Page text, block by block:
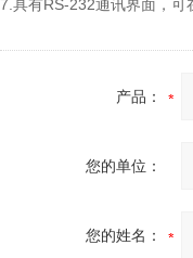
7.具有RS-232通讯界面，可
产品：
您的单位：
您的姓名：